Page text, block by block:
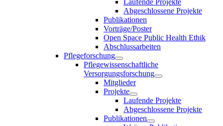
Abgeschlossene Projekte
Publikationen
Vorträge/Poster
Open Space Public Health Ethik
Abschlussarbeiten
Pflegeforschung
Pflegewissenschaftliche
Versorgungsforschung
Mitglieder
Projekte
Laufende Projekte
Abgeschlossene Projekte
Publikationen